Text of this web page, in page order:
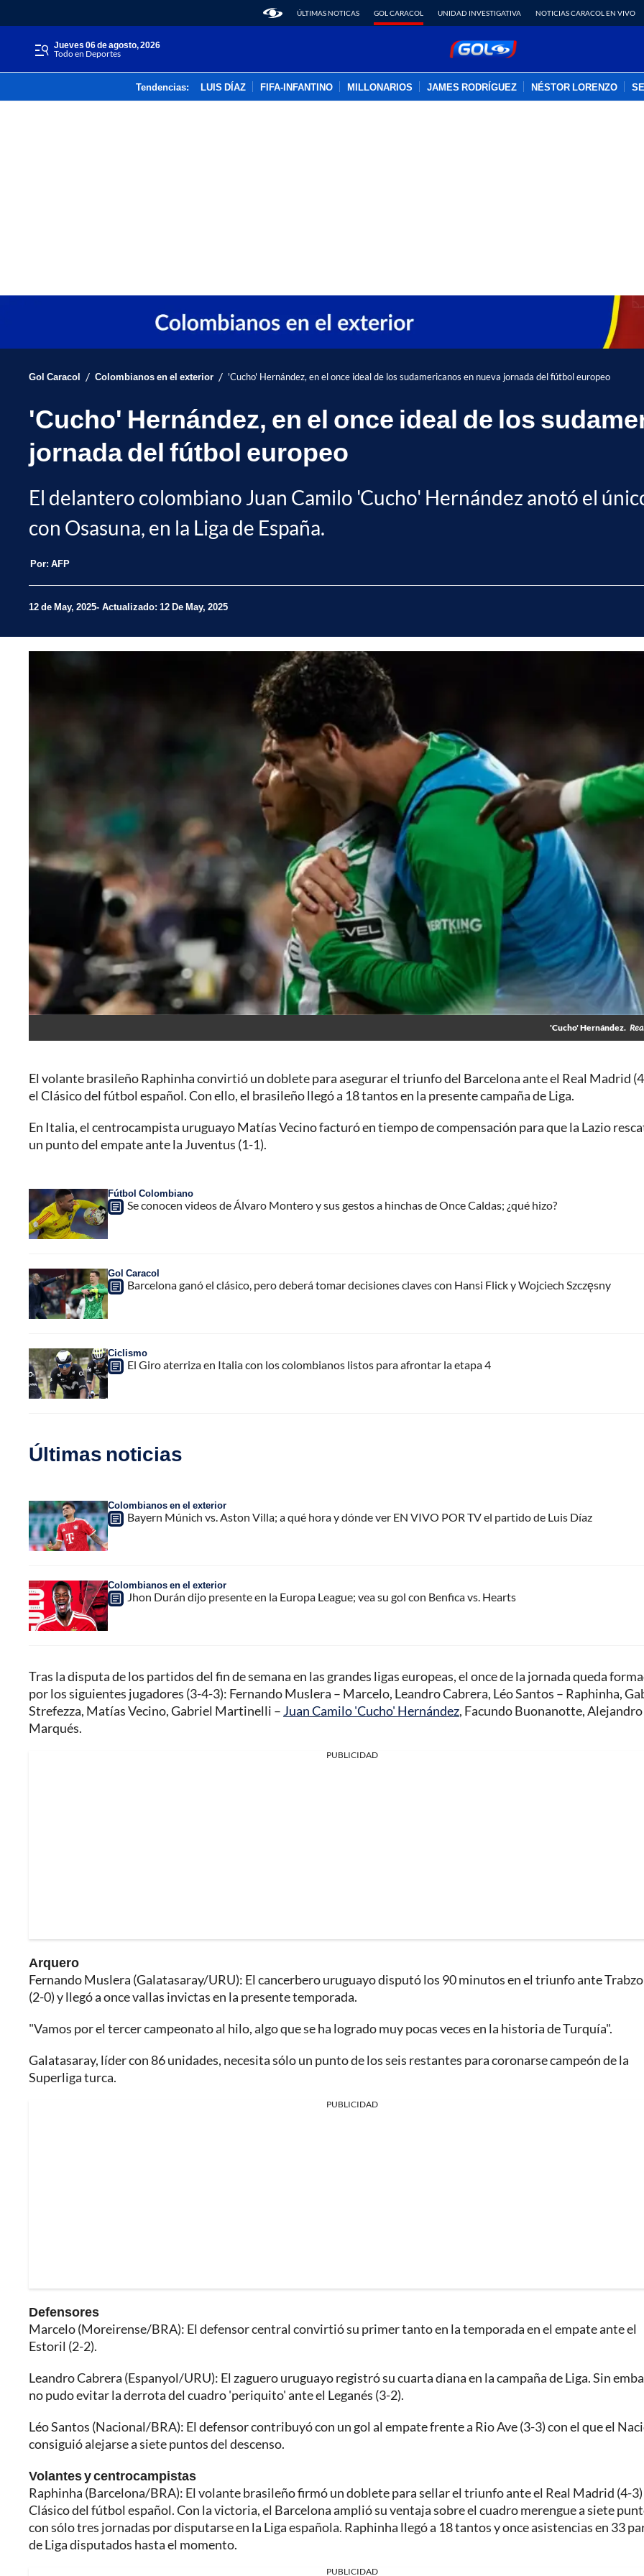
ÚLTIMAS NOTICAS GOL CARACOL UNIDAD INVESTIGATIVA NOTICIAS CARACOL EN VIVO
jueves 06 de agosto, 2026
Todo en Deportes
Tendencias: LUIS DÍAZ FIFA-INFANTINO MILLONARIOS JAMES RODRÍGUEZ NÉSTOR LORENZO
Gol Caracol / Colombianos en el exterior / 'Cucho' Hernández, en el once ideal de los sudamericanos en nueva jornada del fútbol europeo
'Cucho' Hernández, en el once ideal de los
jornada del fútbol europeo
El delantero colombiano Juan Camilo 'Cucho' Hernández anotó el
con Osasuna, en la Liga de España.
Por: AFP
12 de May, 2025 Actualizado: 12 De May, 2025
'Cucho' Hernández.
El volante brasileño Raphinha convirtió un doblete para asegurar el triunfo del Barcelona ante el Real Madrid
el Clásico del fútbol español. Con ello, el brasileño llegó a 18 tantos en la presente campaña de Liga.
En Italia, el centrocampista uruguayo Matías Vecino facturó en tiempo de compensación para que la Lazio
un punto del empate ante la Juventus (1-1).
Fútbol Colombiano
Se conocen videos de Álvaro Montero y sus gestos a hinchas de Once Caldas; ¿qué hizo?
Gol Caracol
Barcelona ganó el clásico, pero deberá tomar decisiones claves con Hansi Flick y Wojciech Szczęsny
Ciclismo
El Giro aterriza en Italia con los colombianos listos para afrontar la etapa 4
Últimas noticias
Colombianos en el exterior
Bayern Múnich vs. Aston Villa; a qué hora y dónde ver EN VIVO POR TV el partido de Luis Díaz
Colombianos en el exterior
Jhon Durán dijo presente en la Europa League; vea su gol con Benfica vs. Hearts
Tras la disputa de los partidos del fin de semana en las grandes ligas europeas, el once de la jornada queda
por los siguientes jugadores (3-4-3): Fernando Muslera – Marcelo, Leandro Cabrera, Léo Santos – Raphinha,
Strefezza, Matías Vecino, Gabriel Martinelli – Juan Camilo 'Cucho' Hernández, Facundo Buonanotte, Alejandro
Marqués.
PUBLICIDAD
Arquero
Fernando Muslera (Galatasaray/URU): El cancerbero uruguayo disputó los 90 minutos en el triunfo ante
(2-0) y llegó a once vallas invictas en la presente temporada.
"Vamos por el tercer campeonato al hilo, algo que se ha logrado muy pocas veces en la historia de Turquía".
Galatasaray, líder con 86 unidades, necesita sólo un punto de los seis restantes para coronarse campeón de la
Superliga turca.
PUBLICIDAD
Defensores
Marcelo (Moreirense/BRA): El defensor central convirtió su primer tanto en la temporada en el empate ante el
Estoril (2-2).
Leandro Cabrera (Espanyol/URU): El zaguero uruguayo registró su cuarta diana en la campaña de Liga. Sin
no pudo evitar la derrota del cuadro 'periquito' ante el Leganés (3-2).
Léo Santos (Nacional/BRA): El defensor contribuyó con un gol al empate frente a Rio Ave (3-3) con el que el
consiguió alejarse a siete puntos del descenso.
Volantes y centrocampistas
Raphinha (Barcelona/BRA): El volante brasileño firmó un doblete para sellar el triunfo ante el Real Madrid (4-3)
Clásico del fútbol español. Con la victoria, el Barcelona amplió su ventaja sobre el cuadro merengue a siete
con sólo tres jornadas por disputarse en la Liga española. Raphinha llegó a 18 tantos y once asistencias en 33
de Liga disputados hasta el momento.
PUBLICIDAD